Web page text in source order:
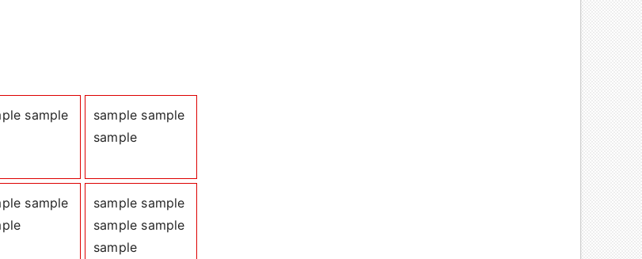
sample
sample sample
sample
sample
sample sample
sample sample
sample